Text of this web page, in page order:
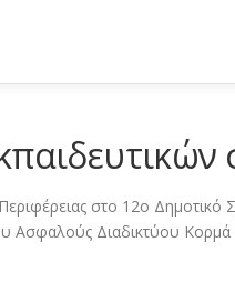
στο 12ο
Ασφαλούς Διαδικτύου